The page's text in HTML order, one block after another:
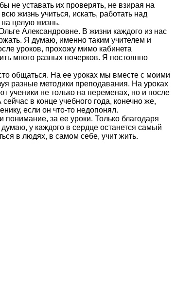
не уставать их проверять, не взирая на
жизнь учиться, искать, работать над
целую жизнь.
Александровне. В жизни каждого из нас
Я думаю, именно таким учителем и
уроков, прохожу мимо кабинета
много разных почерков. Я постоянно
общаться. На ее уроках мы вместе с моими
разные методики преподавания. На уроках
ученики не только на переменах, но и после
в конце учебного года, конечно же,
если он что-то недопонял.
за ее уроки. Только благодаря
у каждого в сердце останется самый
в людях, в самом себе, учит жить.